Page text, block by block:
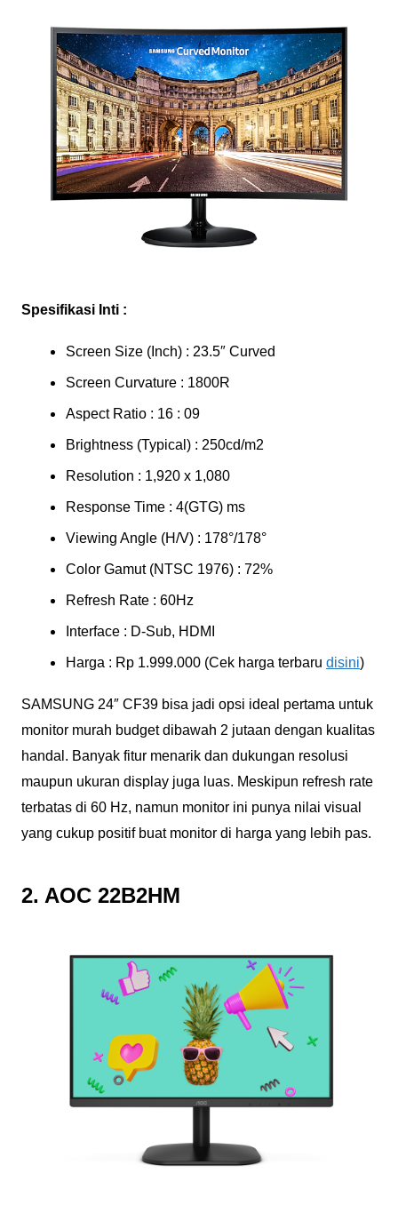
Spesifikasi Inti :
Screen Size (Inch) : 23.5″ Curved
Screen Curvature : 1800R
Aspect Ratio : 16 : 09
Brightness (Typical) : 250cd/m2
Resolution : 1,920 x 1,080
Response Time : 4(GTG) ms
Viewing Angle (H/V) : 178°/178°
Color Gamut (NTSC 1976) : 72%
Refresh Rate : 60Hz
Interface : D-Sub, HDMI
Harga : Rp 1.999.000 (Cek harga terbaru disini)
SAMSUNG 24″ CF39 bisa jadi opsi ideal pertama untuk
monitor murah budget dibawah 2 jutaan dengan kualitas
handal. Banyak fitur menarik dan dukungan resolusi
maupun ukuran display juga luas. Meskipun refresh rate
terbatas di 60 Hz, namun monitor ini punya nilai visual
yang cukup positif buat monitor di harga yang lebih pas.
2. AOC 22B2HM